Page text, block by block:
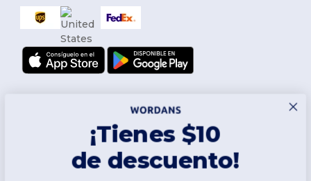
¡Tienes $10
de descuento!